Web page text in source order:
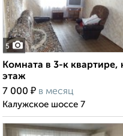
5
Комната в 3-к квартире,
этаж
7 000 ₽ в месяц
Калужское шоссе 7